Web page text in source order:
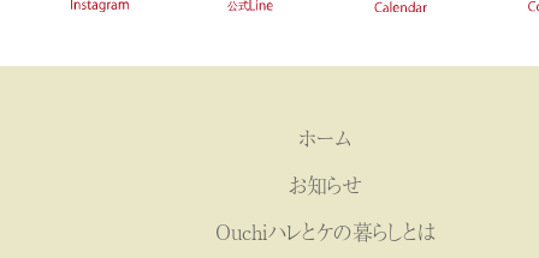
ホーム
お知らせ
Ouchiハレとケの暮らしとは